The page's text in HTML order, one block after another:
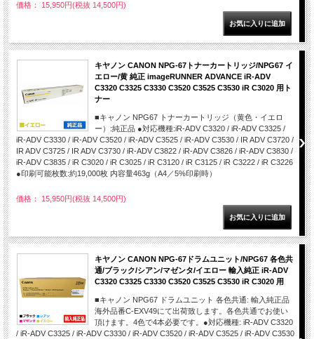
価格： 15,950円(税抜 14,500円)
キヤノン CANON NPG-67トナーカートリッジ/NPG67 イ
エロー/黄 純正 imageRUNNER ADVANCE iR-ADV
C3320 C3325 C3330 C3520 C3525 C3530 iR C3020 用ト
ナー
■キャノン NPG67 トナーカートリッジ（黄色・イエロ
ー）:純正品 ●対応機種:iR-ADV C3320 / iR-ADV C3325 /
iR-ADV C3330 / iR-ADV C3520 / iR-ADV C3525 / iR-ADV C3530 / IR ADV C3720 /
IR ADV C3725 / IR ADV C3730 / iR-ADV C3822 / iR-ADV C3826 / iR-ADV C3830 /
iR-ADV C3835 / iR C3020 / iR C3025 / iR C3120 / iR C3125 / iR C3222 / iR C3226
●印刷可能枚数:約19,000枚 内容量463g（A4／5%印刷時）
価格： 15,950円(税抜 14,500円)
キヤノン CANON NPG-67ドラムユニット/NPG67 各色共
通/ブラック/シアン/マゼンタ/イエロー 輸入純正 iR-ADV
C3320 C3325 C3330 C3520 C3525 C3530 iR C3020 用
■キャノン NPG67 ドラムユニット 各色共通: 輸入純正品
海外品番C-EXV49にて出荷致します。各色共通でお使い
頂けます。4色で4本必要です。●対応機種: iR-ADV C3320
/ iR-ADV C3325 / iR-ADV C3330 / iR-ADV C3520 / iR-ADV C3525 / iR-ADV C3530